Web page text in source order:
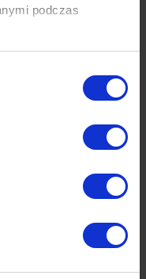
podczas